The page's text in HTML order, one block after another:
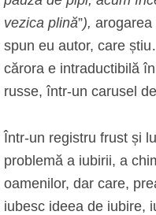
vezica plină”),
spun eu autor, care
cărora e intraductibilă
russe, într-un carusel
Într-un registru frust și
problemă a iubirii, a
oamenilor, dar care,
iubesc ideea de iubire,